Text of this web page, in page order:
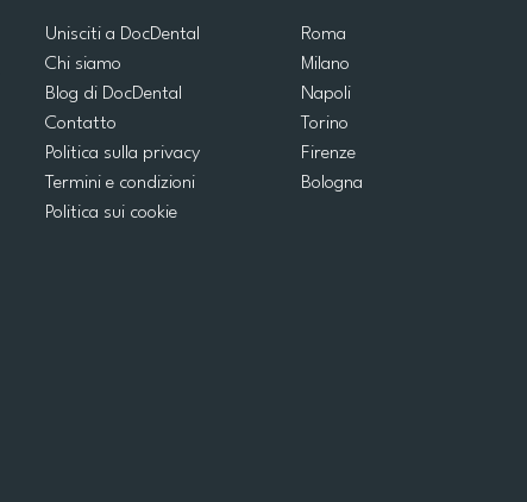
Unisciti a DocDental
Chi siamo
Blog di DocDental
Contatto
Politica sulla privacy
Termini e condizioni
Politica sui cookie
Roma
Milano
Napoli
Torino
Firenze
Bologna